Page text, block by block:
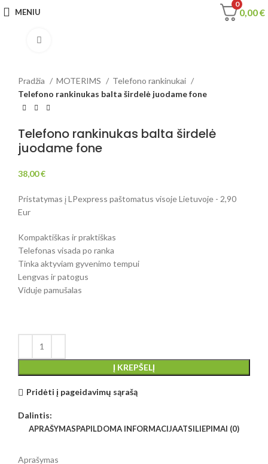
MENIU
0
0,00€
Pradžia MOTERIMS
Telefono rankinukai
Telefono rankinukas balta širdelė juodame fone
Telefono rankinukas balta širdelė
juodame fone
38,00€
Pristatymas į LPexpress paštomatus visoje Lietuvoje - 2,90
Eur
Kompaktiškas ir praktiškas
Telefonas visada po ranka
Tinka aktyviam gyvenimo tempui
Lengvas ir patogus
Viduje pamušalas
Į KREPŠELĮ
Pridėti į pageidavimų sąrašą
Dalintis:
APRAŠYMASPAPILDOMA INFORMACIJAATSILIEPIMAI (0)
Aprašymas